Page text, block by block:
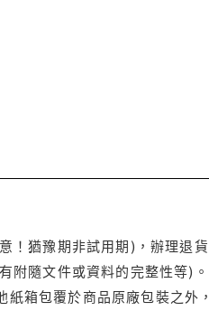
！猶豫期非試用期)，辦理退
附隨文件或資料的完整性等)。
箱包覆於商品原廠包裝之外